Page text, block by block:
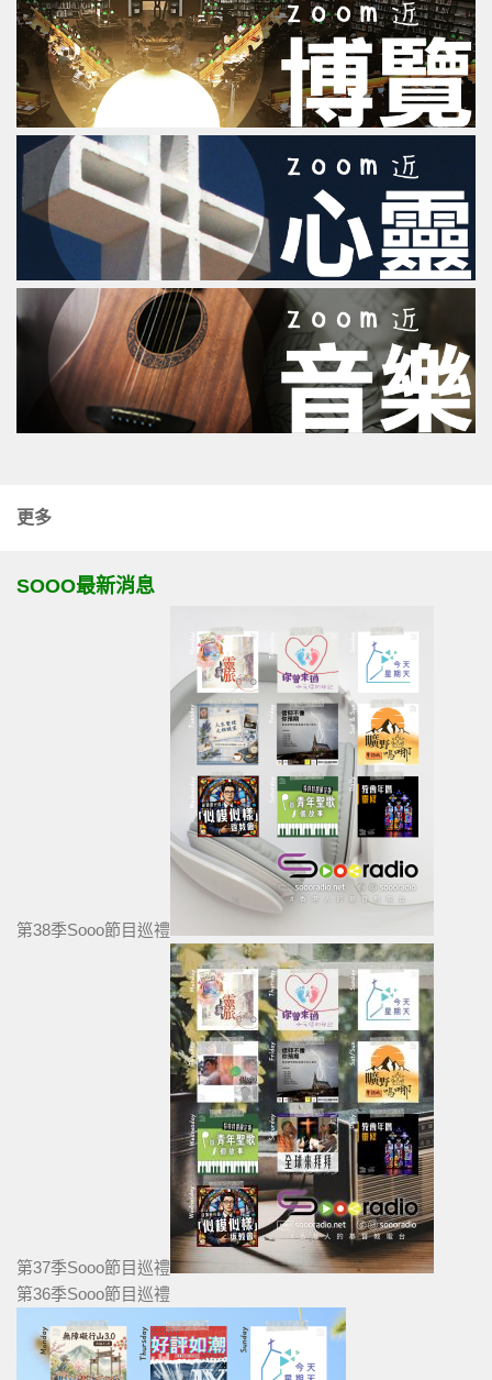
更多
SOOO最新消息
第38季Sooo節目巡禮
第37季Sooo節目巡禮
第36季Sooo節目巡禮